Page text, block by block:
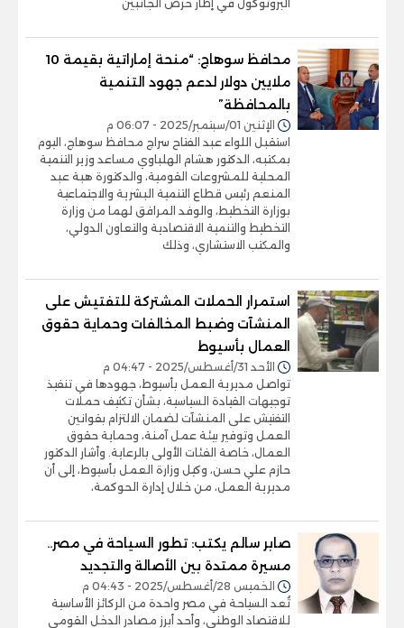
البروتوكول في إطار حرص الجانبين
محافظ سوهاج: “منحة إماراتية بقيمة 10
ملايين دولار لدعم جهود التنمية
بالمحافظة”
الإثنين 01/سبتمبر/2025 - 06:07 م
استقبل اللواء عبد الفتاح سراج محافظ سوهاج، اليوم
بمكتبه، الدكتور هشام الهلباوي مساعد وزير التنمية
المحلية للمشروعات القومية، والدكتورة هبة عبد
المنعم رئيس قطاع التنمية البشرية والاجتماعية
بوزارة التخطيط، والوفد المرافق لهما من وزارة
التخطيط والتنمية الاقتصادية والتعاون الدولي،
والمكتب الاستشاري، وذلك
استمرار الحملات المشتركة للتفتيش على
المنشآت وضبط المخالفات وحماية حقوق
العمال بأسيوط
الأحد 31/أغسطس/2025 - 04:47 م
تواصل مديرية العمل بأسيوط، جهودها في تنفيذ
توجيهات القيادة السياسية، بشأن تكثيف حملات
التفتيش على المنشآت لضمان الالتزام بقوانين
العمل وتوفير بيئة عمل آمنة، وحماية حقوق
العمال، خاصة الفئات الأولى بالرعاية. وأشار الدكتور
حازم علي حسن، وكيل وزارة العمل بأسيوط، إلى أن
مديرية العمل، من خلال إدارة الحوكمة،
صابر سالم يكتب: تطور السياحة في مصر..
مسيرة ممتدة بين الأصالة والتجديد
الخميس 28/أغسطس/2025 - 04:43 م
تُعد السياحة في مصر واحدة من الركائز الأساسية
للاقتصاد الوطني، وأحد أبرز مصادر الدخل القومي